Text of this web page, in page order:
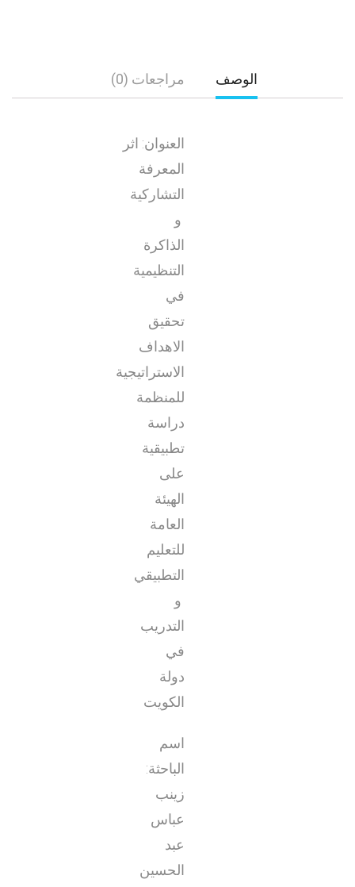
الوصف مراجعات (0)
العنوان: اثر
المعرفة
التشاركية
و
الذاكرة
التنظيمية
في
تحقيق
الاهداف
الاستراتيجية
للمنظمة
دراسة
تطبيقية
على
الهيئة
العامة
للتعليم
التطبيقي
و
التدريب
في
دولة
الكويت
اسم
الباحثة:
زينب
عباس
عبد
الحسين